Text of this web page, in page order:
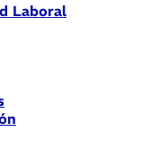
Laboral